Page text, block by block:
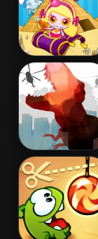
Bomb It 4
L. A. Rex